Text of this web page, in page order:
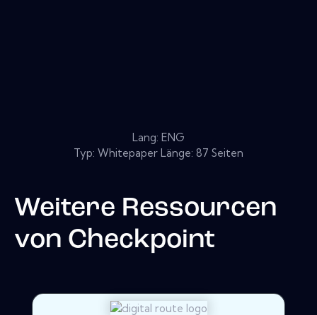
Lang: ENG
Typ: Whitepaper Länge: 87 Seiten
Weitere Ressourcen
von Checkpoint